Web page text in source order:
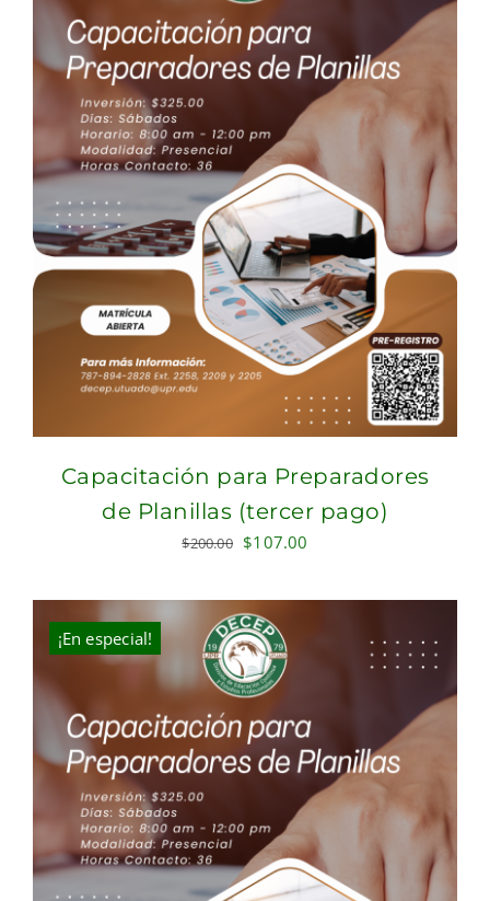
Capacitación para Preparadores
de Planillas (tercer pago)
$200.00 Original
was:
$200.00.
$107.00
is:
¡En especial!